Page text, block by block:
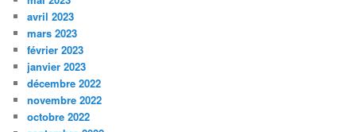
avril 2023
mars 2023
février 2023
janvier 2023
décembre 2022
novembre 2022
octobre 2022